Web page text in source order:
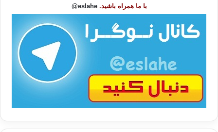
با ما همراه باشید. eslahe@